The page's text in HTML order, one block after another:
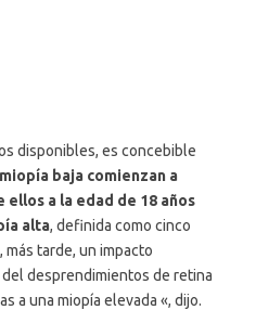
disponibles, es concebible
baja comienzan a
ellos a la edad de 18 años
alta, definida como cinco
más tarde, un impacto
desprendimientos de retina
a una miopía elevada «, dijo.